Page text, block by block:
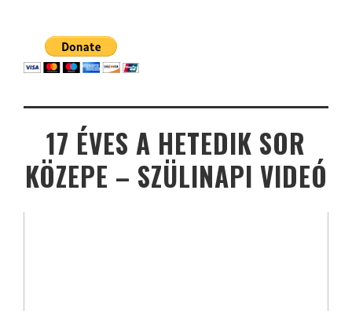
17 ÉVES A HETEDIK SOR
KÖZEPE – SZÜLINAPI VIDEÓ